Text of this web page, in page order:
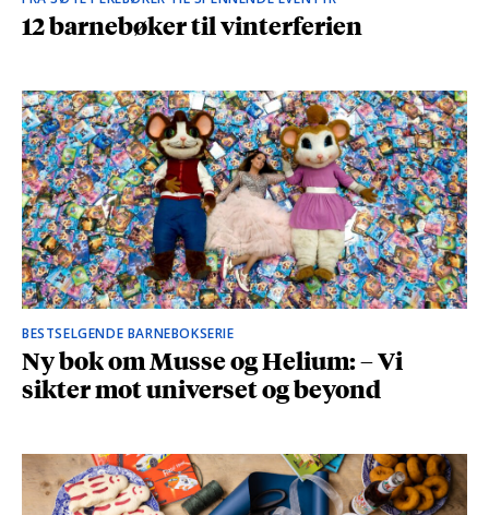
12 barnebøker til vinterferien
BESTSELGENDE BARNEBOKSERIE
Ny bok om Musse og Helium: – Vi
sikter mot universet og beyond